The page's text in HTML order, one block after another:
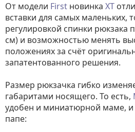
От модели First новинка XT
вставки для самых маленьких,
регулировкой спинки рюкзака
см) и возможностью менять
положениях за счёт
запатентованного решения.
Размер рюкзачка гибко
габаритами носящего. То есть,
удобен и миниатюрной маме,
папе: